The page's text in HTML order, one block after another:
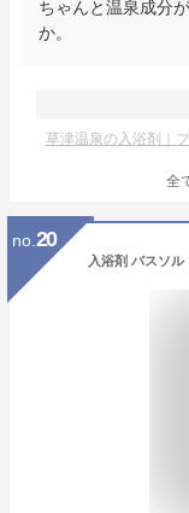
ちゃんと温泉成分
か。
草津温泉の入浴剤｜
全
no. 20